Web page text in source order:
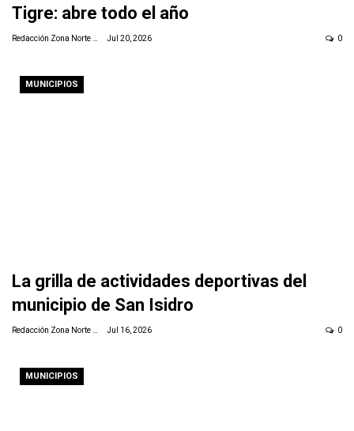
Tigre: abre todo el año
Jul 20, 2026 0
MUNICIPIOS
La grilla de actividades deportivas del
municipio de San Isidro
Redacción Zona Norte Daily Jul 16, 2026 0
MUNICIPIOS